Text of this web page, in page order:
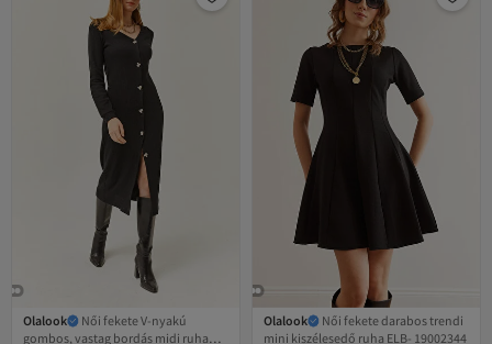
Olalook
Női fekete V-nyakú
gombos, vastag bordás midi ruha
Olalook
Női fekete darabos trendi
mini kiszélesedő ruha ELB- 19002344